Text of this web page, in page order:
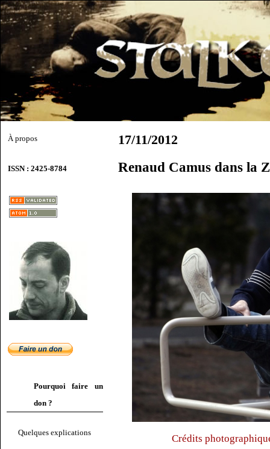
À propos
ISSN : 2425-8784
Pourquoi faire un
don ?
Quelques explications
17/11/2012
Renaud Camus dans la
Crédits